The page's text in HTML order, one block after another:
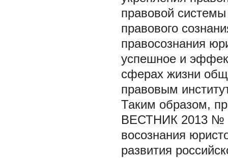
правовой
правового
правосознания
успешное и
сферах жизни
правовым
Таким образом,
ВЕСТНИК 2013 №
восознания
развития